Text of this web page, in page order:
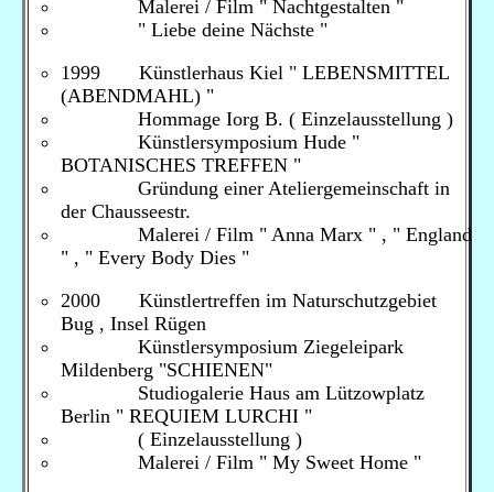
Malerei / Film " Nachtgestalten "
" Liebe deine Nächste "
1999 Künstlerhaus Kiel " LEBENSMITTEL
(ABENDMAHL) "
Hommage Iorg B. ( Einzelausstellung )
Künstlersymposium Hude "
BOTANISCHES TREFFEN "
Gründung einer Ateliergemeinschaft in
der Chausseestr.
Malerei / Film " Anna Marx " , " England
" , " Every Body Dies "
2000 Künstlertreffen im Naturschutzgebiet
Bug , Insel Rügen
Künstlersymposium Ziegeleipark
Mildenberg "SCHIENEN"
Studiogalerie Haus am Lützowplatz
Berlin " REQUIEM LURCHI "
( Einzelausstellung )
Malerei / Film " My Sweet Home "